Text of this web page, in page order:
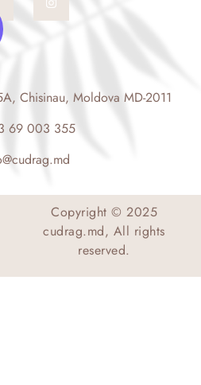
b
s
t
Chisinau, Moldova MD-2011
69 003 355
Copyright © 2025
cudrag.md, All rights
reserved.